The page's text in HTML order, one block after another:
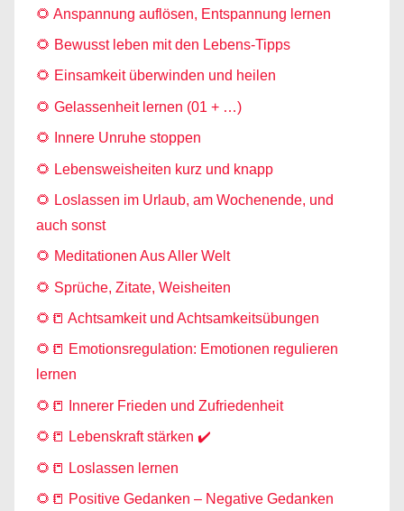
🌻 Anspannung auflösen, Entspannung lernen
🌻 Bewusst leben mit den Lebens-Tipps
🌻 Einsamkeit überwinden und heilen
🌻 Gelassenheit lernen (01 + …)
🌻 Innere Unruhe stoppen
🌻 Lebensweisheiten kurz und knapp
🌻 Loslassen im Urlaub, am Wochenende, und
auch sonst
🌻 Meditationen Aus Aller Welt
🌻 Sprüche, Zitate, Weisheiten
🌻📒 Achtsamkeit und Achtsamkeitsübungen
🌻📒 Emotionsregulation: Emotionen regulieren
lernen
🌻📒 Innerer Frieden und Zufriedenheit
🌻📒 Lebenskraft stärken ✔️
🌻📒 Loslassen lernen
🌻📒 Positive Gedanken – Negative Gedanken